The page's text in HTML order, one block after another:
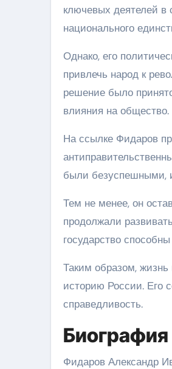
ключевых деятелей в
национального
Однако, его
привлечь народ к
решение было
влияния на общество.
На ссылке Фидаров
были безуспешными,
Тем не менее, он
продолжали
государство
Таким образом,
историю России. Его
справедливость.
Биография
Фидаров Александр